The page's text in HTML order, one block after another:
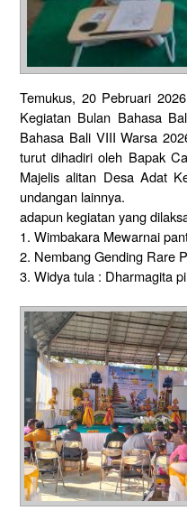
Temukus, 20 Pebruari
Kegiatan Bulan Bahasa
Bahasa Bali VIII Warsa
turut dihadiri oleh Bapak
Majelis alitan Desa Adat
undangan lainnya.
adapun kegiatan yang
1. Wimbakara Mewarnai
2. Nembang Gending Rare
3. Widya tula : Dharmagita